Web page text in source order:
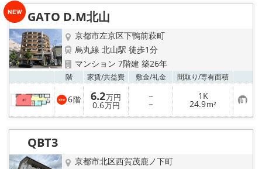
り
GATO D.M北山
京都市左京区下鴨前萩町
烏丸線 北山駅 徒歩1分
マンション 7階建 築26年
階 家賃/共益費 敷金/礼金 間取り/専有面積
6階 6.2万円
0.6万円
－
－
1K
24.9m² お
気
に
入
QBT3
京都市北区西賀茂鹿ノ下町